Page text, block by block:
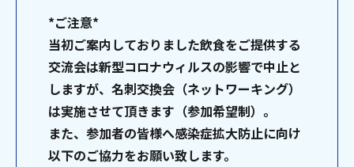
*ご注意*
当初ご案内しておりました飲食をご提供する
交流会は新型コロナウィルスの影響で中止と
しますが、名刺交換会（ネットワーキング）
は実施させて頂きます（参加希望制）。
また、参加者の皆様へ感染症拡大防止に向け
以下のご協力をお願い致します。